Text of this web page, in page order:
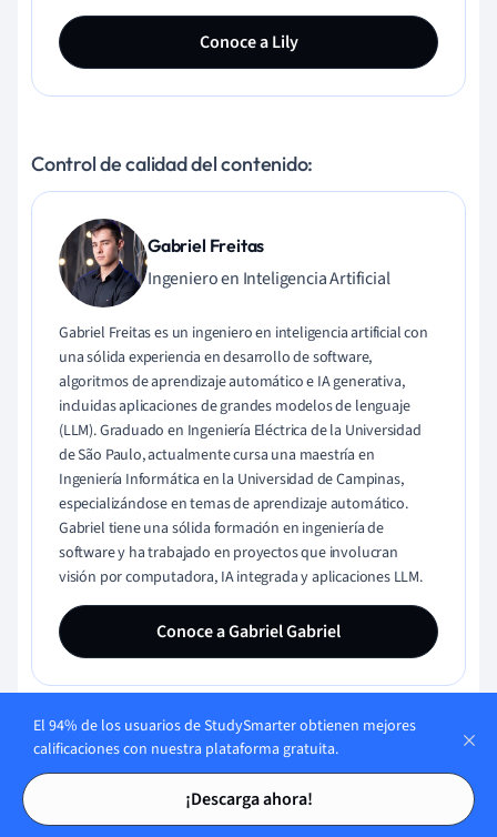
Tarjetas de estudio
Tarjetas de estudio
Conoce a Lily
Control de calidad del contenido:
Gabriel Freitas
Ingeniero en Inteligencia Artificial
Gabriel Freitas es un ingeniero en inteligencia artificial con
una sólida experiencia en desarrollo de software,
algoritmos de aprendizaje automático e IA generativa,
incluidas aplicaciones de grandes modelos de lenguaje
(LLM). Graduado en Ingeniería Eléctrica de la Universidad
de São Paulo, actualmente cursa una maestría en
Ingeniería Informática en la Universidad de Campinas,
especializándose en temas de aprendizaje automático.
Gabriel tiene una sólida formación en ingeniería de
software y ha trabajado en proyectos que involucran
visión por computadora, IA integrada y aplicaciones LLM.
Conoce a Gabriel Gabriel
El 94% de los usuarios de StudySmarter obtienen mejores
calificaciones con nuestra plataforma gratuita.
¡Descarga ahora!